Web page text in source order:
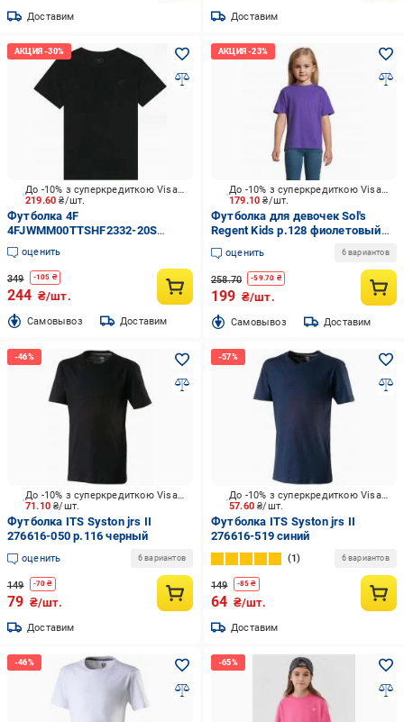
Доставим Доставим
219.60₴/шт.
До -10% з суперкредиткою Visa Вигода
Футболка 4F
4FJWMM00TTSHF2332-20S
TSHIRT р.140 черный
оценить
349 -105 ₴
244 ₴/шт.
Cамовывоз Доставим
179.10₴/шт.
До -10% з суперкредиткою Visa Вигода
Футболка для девочек Sol's
Regent Kids р.128 фиолетовый
1197071208A
оценить 6 вариантов
258.70 -59.70 ₴
199 ₴/шт.
Cамовывоз Доставим
71.10₴/шт.
До -10% з суперкредиткою Visa Вигода
Футболка ITS Syston jrs II
276616-050 р.116 черный
оценить 6 вариантов
149 -70 ₴
79 ₴/шт.
Доставим
57.60₴/шт.
До -10% з суперкредиткою Visa Вигода
Футболка ITS Syston jrs II
276616-519 синий
1 6 вариантов
149 -85 ₴
64 ₴/шт.
Доставим